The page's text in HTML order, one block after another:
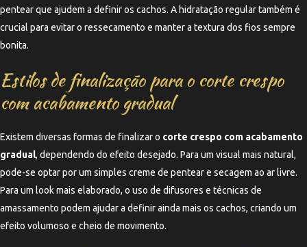
pentear que ajudem a definir os cachos. A hidratação regular também é
crucial para evitar o ressecamento e manter a textura dos fios sempre
bonita.
Estilos de finalização para o corte crespo
com acabamento gradual
Existem diversas formas de finalizar o corte crespo com acabamento
gradual, dependendo do efeito desejado. Para um visual mais natural,
pode-se optar por um simples creme de pentear e secagem ao ar livre.
Para um look mais elaborado, o uso de difusores e técnicas de
amassamento podem ajudar a definir ainda mais os cachos, criando um
efeito volumoso e cheio de movimento.